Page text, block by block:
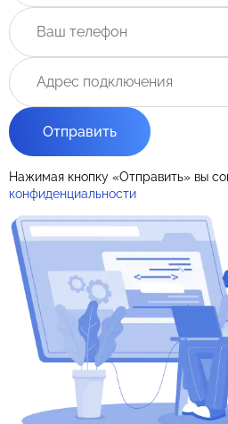
Отправить
Нажимая кнопку «Отправить» вы
конфиденциальности